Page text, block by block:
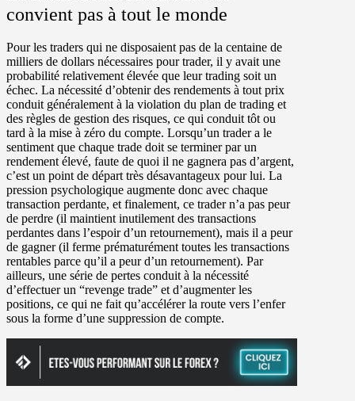
convient pas à tout le monde
Pour les traders qui ne disposaient pas de la centaine de
milliers de dollars nécessaires pour trader, il y avait une
probabilité relativement élevée que leur trading soit un
échec. La nécessité d’obtenir des rendements à tout prix
conduit généralement à la violation du plan de trading et
des règles de gestion des risques, ce qui conduit tôt ou
tard à la mise à zéro du compte. Lorsqu’un trader a le
sentiment que chaque trade doit se terminer par un
rendement élevé, faute de quoi il ne gagnera pas d’argent,
c’est un point de départ très désavantageux pour lui. La
pression psychologique augmente donc avec chaque
transaction perdante, et finalement, ce trader n’a pas peur
de perdre (il maintient inutilement des transactions
perdantes dans l’espoir d’un retournement), mais il a peur
de gagner (il ferme prématurément toutes les transactions
rentables parce qu’il a peur d’un retournement). Par
ailleurs, une série de pertes conduit à la nécessité
d’effectuer un “revenge trade” et d’augmenter les
positions, ce qui ne fait qu’accélérer la route vers l’enfer
sous la forme d’une suppression de compte.